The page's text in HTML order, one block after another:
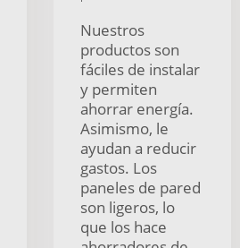
Nuestros
productos son
fáciles de instalar
y permiten
ahorrar energía.
Asimismo, le
ayudan a reducir
gastos. Los
paneles de pared
son ligeros, lo
que los hace